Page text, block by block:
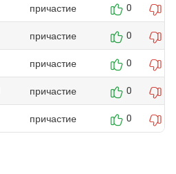
причастие 0
причастие 0
причастие 0
причастие 0
причастие 0